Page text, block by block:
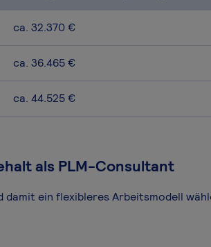
ca. 32.370 €
ca. 36.465 €
ca. 44.525 €
als PLM-Consultant
ein flexibleres Arbeitsmodell